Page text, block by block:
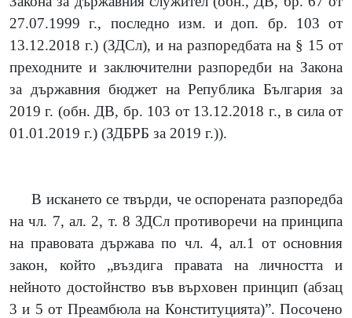
27.07.1999 г., последно изм. и доп. бр. 103 от
13.12.2018 г.) (ЗДСл), и на разпоредбата на § 15 от
преходните и заключителни разпоредби на Закона
за държавния бюджет на Република България за
2019 г. (обн. ДВ, бр. 103 от 13.12.2018 г., в сила от
01.01.2019 г.) (ЗДБРБ за 2019 г.)).
В искането се твърди, че оспорената разпоредба
на чл. 7, ал. 2, т. 8 ЗДСл противоречи на принципа
на правовата държава по чл. 4, ал.1 от основния
закон, който „въздига правата на личността и
нейното достойнство във върховен принцип (абзац
3 и 5 от Преамбюла на Конституцията)”. Посочено